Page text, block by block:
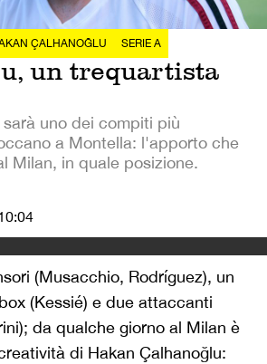
ÇALHANOĞLU SERIE A
un trequartista
uno dei compiti più
a Montella: l'apporto che
Milan, in quale posizione.
(Musacchio, Rodríguez), un
(Kessié) e due attaccanti
da qualche giorno al Milan è
di Hakan Çalhanoğlu: